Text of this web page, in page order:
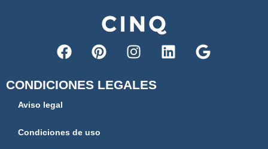
CONDICIONES LEGALES
Aviso legal
Condiciones de uso